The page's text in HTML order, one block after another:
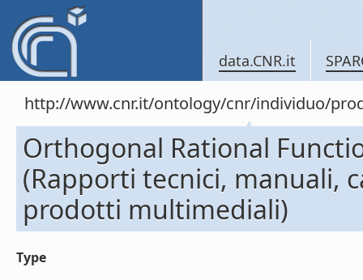
data.CNR.it
http://www.cnr.it/ontology/cnr/individuo/
Orthogonal Rational
(Rapporti tecnici, manuali,
prodotti multimediali)
Type